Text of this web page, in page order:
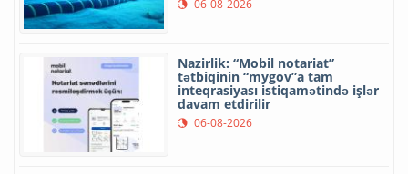
06-08-2026
Nazirlik: “Mobil notariat”
tətbiqinin “mygov”a tam
inteqrasiyası istiqamətində işlər
davam etdirilir
06-08-2026